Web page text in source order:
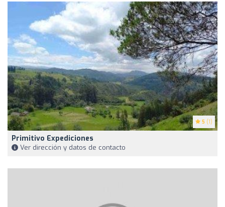
5 (1)
Primitivo Expediciones
Ver dirección y datos de contacto